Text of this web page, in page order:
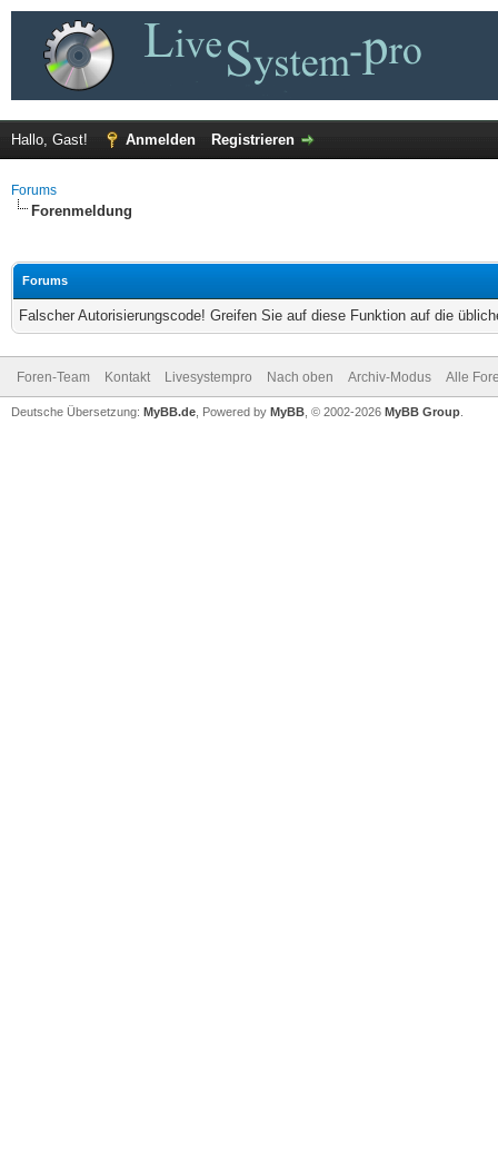
Hallo, Gast! Anmelden Registrieren
Forums
Forenmeldung
Forums
Falscher Autorisierungscode! Greifen Sie auf diese Funktion auf die
Foren-Team Kontakt Livesystempro Nach oben Archiv-Modus Alle
Deutsche Übersetzung: MyBB.de , Powered by MyBB , © 2002-2026 MyBB Group